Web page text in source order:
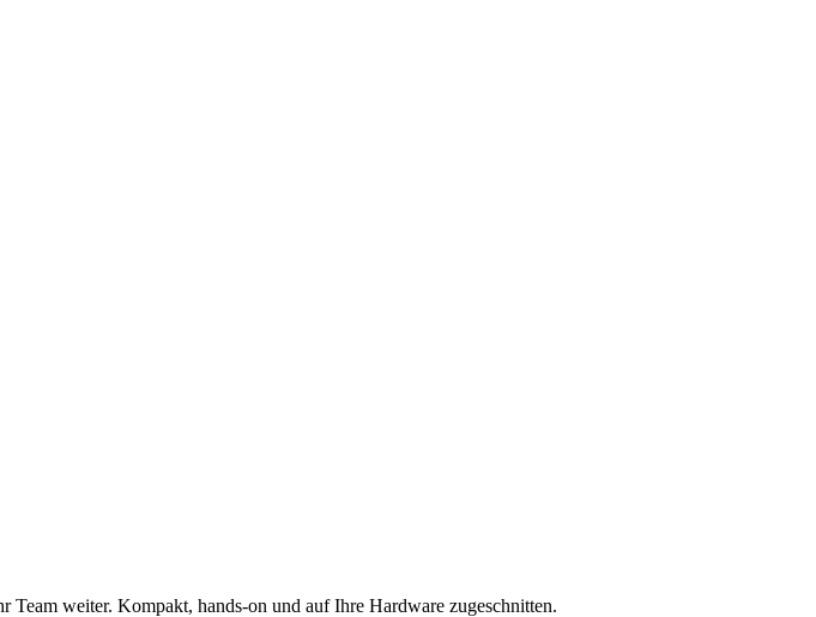
weiter. Kompakt, hands-on und auf Ihre Hardware zugeschnitten.